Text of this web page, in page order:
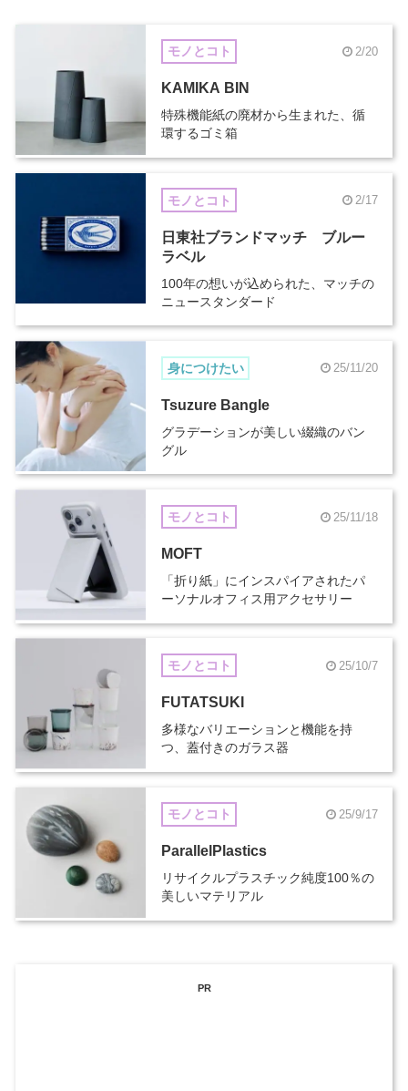
モノとコト 2/20
KAMIKA BIN
特殊機能紙の廃材から生まれた、循
環するゴミ箱
モノとコト 2/17
日東社ブランドマッチ ブルー
ラベル
100年の想いが込められた、マッチの
ニュースタンダード
身につけたい 25/11/20
Tsuzure Bangle
グラデーションが美しい綴織のバン
グル
モノとコト 25/11/18
MOFT
「折り紙」にインスパイアされたパ
ーソナルオフィス用アクセサリー
モノとコト 25/10/7
FUTATSUKI
多様なバリエーションと機能を持
つ、蓋付きのガラス器
モノとコト 25/9/17
ParallelPlastics
リサイクルプラスチック純度100％の
美しいマテリアル
PR